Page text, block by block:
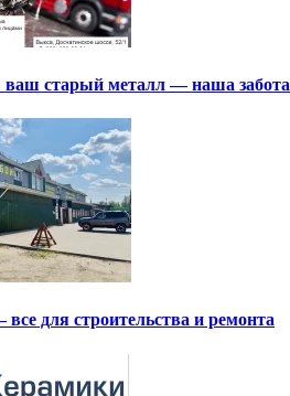
старый металл — наша забота
для строительства и ремонта